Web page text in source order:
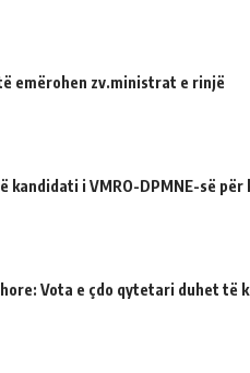
emërohen zv.ministrat e rinjë
kandidati i VMRO-DPMNE-së
Vota e çdo qytetari duhet të